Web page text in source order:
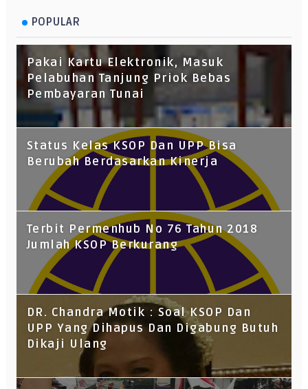
POPULAR
Pakai Kartu Elektronik, Masuk
Pelabuhan Tanjung Priok Bebas
Pembayaran Tunai
Status Kelas KSOP Dan UPP Bisa
Berubah Berdasarkan Kinerja
Terbit Permenhub No 76 Tahun 2018
Jumlah KSOP Berkurang
DR. Chandra Motik : Soal KSOP Dan
UPP Yang Dihapus Dan Digabung Butuh
Dikaji Ulang